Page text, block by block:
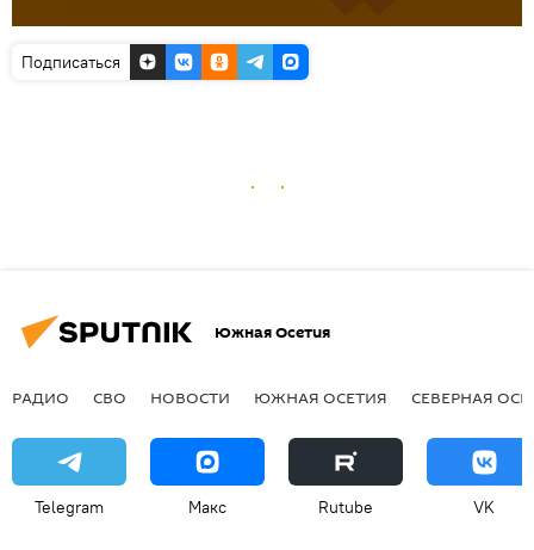
Подписаться
Южная Осетия
РАДИО СВО НОВОСТИ ЮЖНАЯ ОСЕТИЯ СЕВЕРНАЯ
Telegram Макс Rutube VK